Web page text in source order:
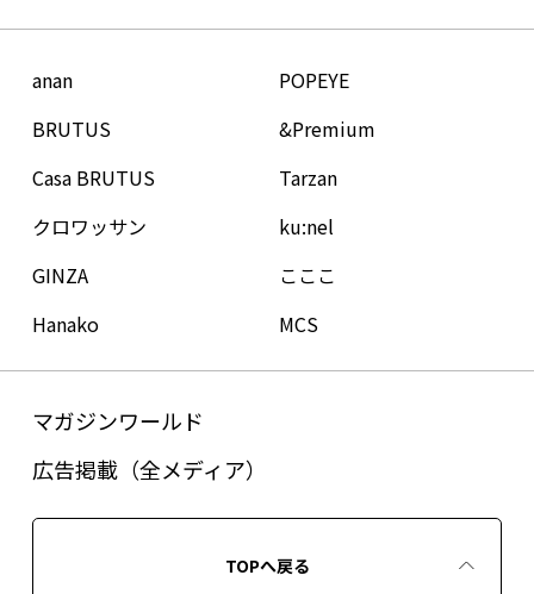
anan
BRUTUS
Casa BRUTUS
クロワッサン
GINZA
Hanako
POPEYE
&Premium
Tarzan
ku:nel
こここ
MCS
マガジンワールド
広告掲載（全メディア）
TOPへ戻る